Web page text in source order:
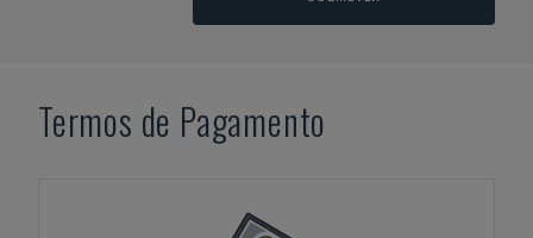
Termos de Pagamento